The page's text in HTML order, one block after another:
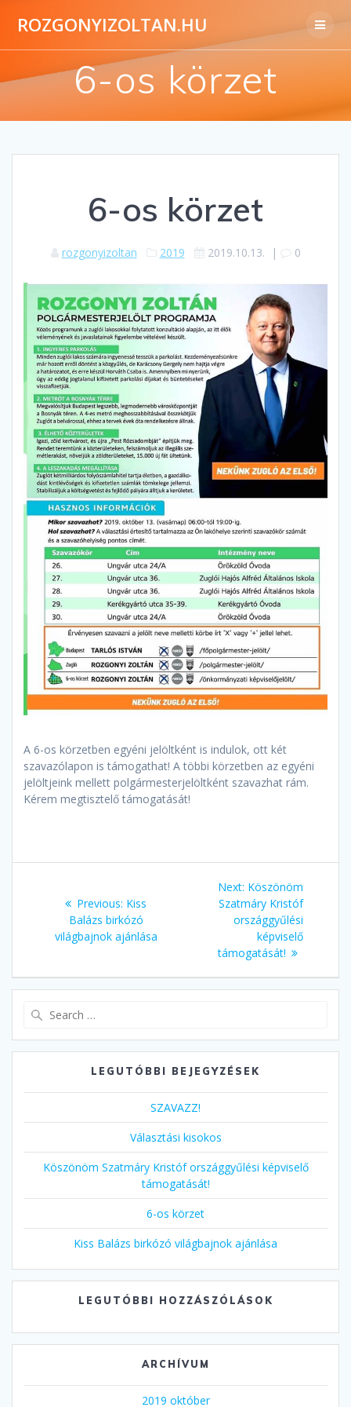
ROZGONYIZOLTAN.HU
6-os körzet
6-os körzet
rozgonyizoltan 2019 2019.10.13. | 0
A 6-os körzetben egyéni jelöltként is indulok, ott két
szavazólapon is támogathat! A többi körzetben az egyéni
jelöltjeink mellett polgármesterjelöltként szavazhat rám.
Kérem megtisztelő támogatását!
navigáció
Previous: Previous
post:
Kiss
Balázs birkózó
világbajnok ajánlása
Next: Next
post:
Köszönöm
Szatmáry Kristóf
országgyűlési
képviselő
támogatását!
LEGUTÓBBI BEJEGYZÉSEK
SZAVAZZ!
Választási kisokos
Köszönöm Szatmáry Kristóf országgyűlési képviselő
támogatását!
6-os körzet
Kiss Balázs birkózó világbajnok ajánlása
LEGUTÓBBI HOZZÁSZÓLÁSOK
ARCHÍVUM
2019 október